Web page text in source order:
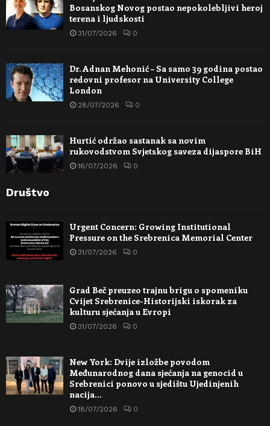
Bosanskog Novog postao nepokolebljivi heroj
terena i ljudskosti
31/07/2026 0
Dr. Adnan Mehonić – Sa samo 39 godina postao
redovni profesor na University College
London
28/07/2026 0
Hurtić održao sastanak sa novim
rukovodstvom Svjetskog saveza dijaspore BiH
16/07/2026 0
Društvo
Urgent Concern: Growing Institutional
Pressure on the Srebrenica Memorial Center
31/07/2026 0
Grad Beč preuzeo trajnu brigu o spomeniku
Cvijet Srebrenice-Historijski iskorak za
kulturu sjećanja u Evropi
31/07/2026 0
New York: Dvije izložbe povodom
Međunarodnog dana sjećanja na genocid u
Srebrenici ponovo u sjedištu Ujedinjenih
nacija…
18/07/2026 0